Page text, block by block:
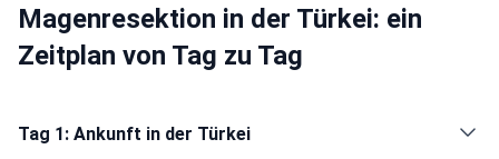
Magenresektion in der Türkei: ein
Zeitplan von Tag zu Tag
Tag 1: Ankunft in der Türkei